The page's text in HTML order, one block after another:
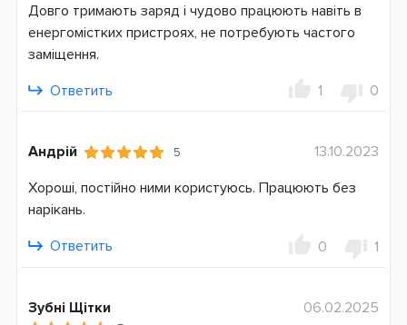
Довго тримають заряд і чудово працюють навіть в
енергомістких пристроях, не потребують частого
заміщення.
Ответить
1 0
Андрій 5
13.10.2023
Хороші, постійно ними користуюсь. Працюють без
нарікань.
Ответить
0 1
Зубні Щітки 06.02.2025